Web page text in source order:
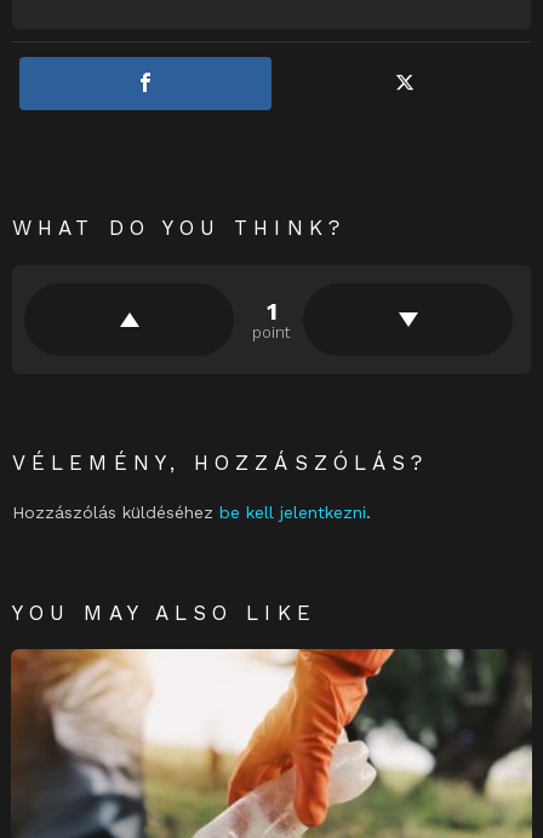
WHAT DO YOU THINK?
1
point
VÉLEMÉNY, HOZZÁSZÓLÁS?
Hozzászólás küldéséhez be kell jelentkezni.
YOU MAY ALSO LIKE